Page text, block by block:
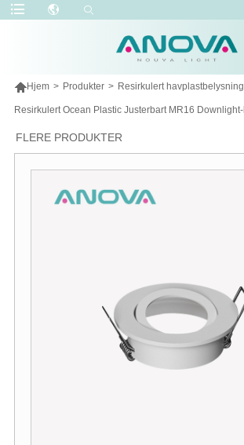
Hjem > Produkter > Resirkulert havplastbelysning
Resirkulert Ocean Plastic Justerbart MR16
FLERE PRODUKTER